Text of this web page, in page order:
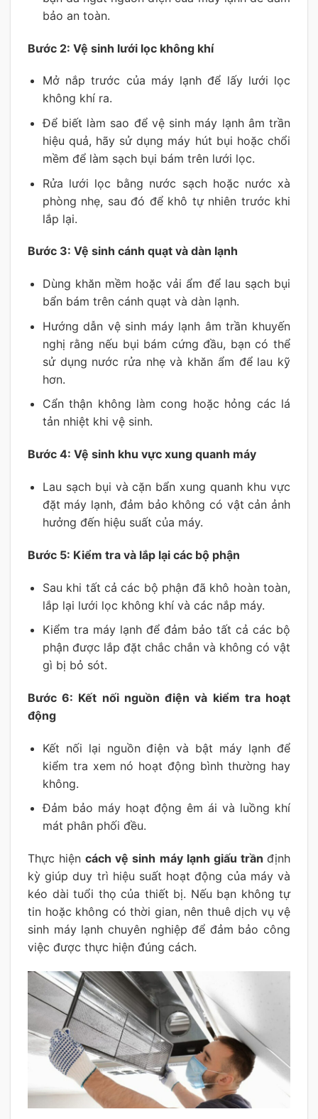
bảo an toàn.
Bước 2: Vệ sinh lưới lọc không khí
Mở nắp trước của máy lạnh để lấy lưới lọc
không khí ra.
Để biết làm sao để vệ sinh máy lạnh âm trần
hiệu quả, hãy sử dụng máy hút bụi hoặc chổi
mềm để làm sạch bụi bám trên lưới lọc.
Rửa lưới lọc bằng nước sạch hoặc nước xà
phòng nhẹ, sau đó để khô tự nhiên trước khi
lắp lại.
Bước 3: Vệ sinh cánh quạt và dàn lạnh
Dùng khăn mềm hoặc vải ẩm để lau sạch bụi
bẩn bám trên cánh quạt và dàn lạnh.
Hướng dẫn vệ sinh máy lạnh âm trần khuyến
nghị rằng nếu bụi bám cứng đầu, bạn có thể
sử dụng nước rửa nhẹ và khăn ẩm để lau kỹ
hơn.
Cẩn thận không làm cong hoặc hỏng các lá
tản nhiệt khi vệ sinh.
Bước 4: Vệ sinh khu vực xung quanh máy
Lau sạch bụi và cặn bẩn xung quanh khu vực
đặt máy lạnh, đảm bảo không có vật cản ảnh
hưởng đến hiệu suất của máy.
Bước 5: Kiểm tra và lắp lại các bộ phận
Sau khi tất cả các bộ phận đã khô hoàn toàn,
lắp lại lưới lọc không khí và các nắp máy.
Kiểm tra máy lạnh để đảm bảo tất cả các bộ
phận được lắp đặt chắc chắn và không có vật
gì bị bỏ sót.
Bước 6: Kết nối nguồn điện và kiểm tra hoạt
động
Kết nối lại nguồn điện và bật máy lạnh để
kiểm tra xem nó hoạt động bình thường hay
không.
Đảm bảo máy hoạt động êm ái và luồng khí
mát phân phối đều.
Thực hiệncách vệ sinh máy lạnh giấu trầnđịnh
kỳ giúp duy trì hiệu suất hoạt động của máy và
kéo dài tuổi thọ của thiết bị. Nếu bạn không tự
tin hoặc không có thời gian, nên thuê dịch vụ vệ
sinh máy lạnh chuyên nghiệp để đảm bảo công
việc được thực hiện đúng cách.